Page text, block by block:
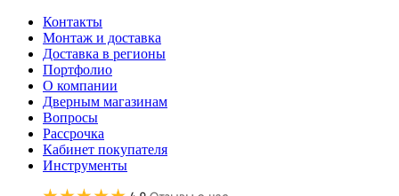
Контакты
Монтаж и доставка
Доставка в регионы
Портфолио
О компании
Дверным магазинам
Вопросы
Рассрочка
Кабинет покупателя
Инструменты